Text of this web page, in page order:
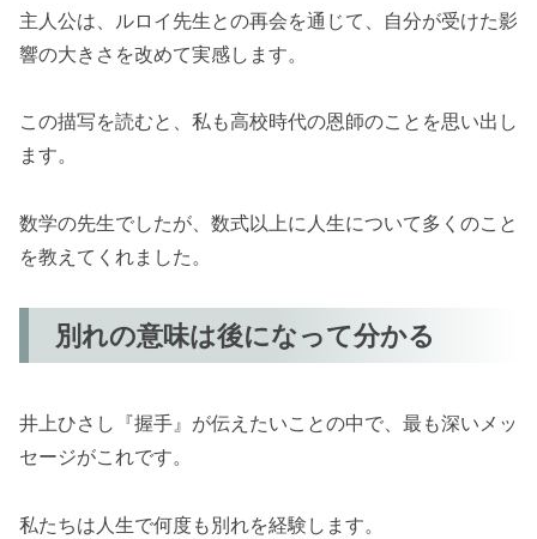
主人公は、ルロイ先生との再会を通じて、自分が受けた影
響の大きさを改めて実感します。
この描写を読むと、私も高校時代の恩師のことを思い出し
ます。
数学の先生でしたが、数式以上に人生について多くのこと
を教えてくれました。
別れの意味は後になって分かる
井上ひさし『握手』が伝えたいことの中で、最も深いメッ
セージがこれです。
私たちは人生で何度も別れを経験します。